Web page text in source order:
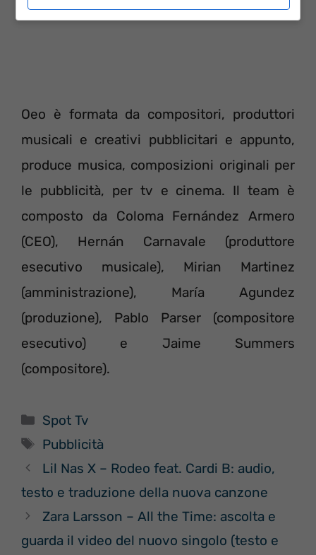
Oeo è formata da compositori, produttori
musicali e creativi pubblicitari e appunto,
produce musica, composizioni originali per
le pubblicità, per tv e cinema. Il team è
composto da Coloma Fernández Armero
(CEO), Hernán Carnavale (produttore
esecutivo musicale), Mirian Martinez
(amministrazione), María Agundez
(produzione), Pablo Parser (compositore
esecutivo) e Jaime Summers
(compositore).
Categorie
Spot Tv
Tag
Pubblicità
Lil Nas X – Rodeo feat. Cardi B: audio,
testo e traduzione della nuova canzone
Zara Larsson – All the Time: ascolta e
guarda il video del nuovo singolo (testo e